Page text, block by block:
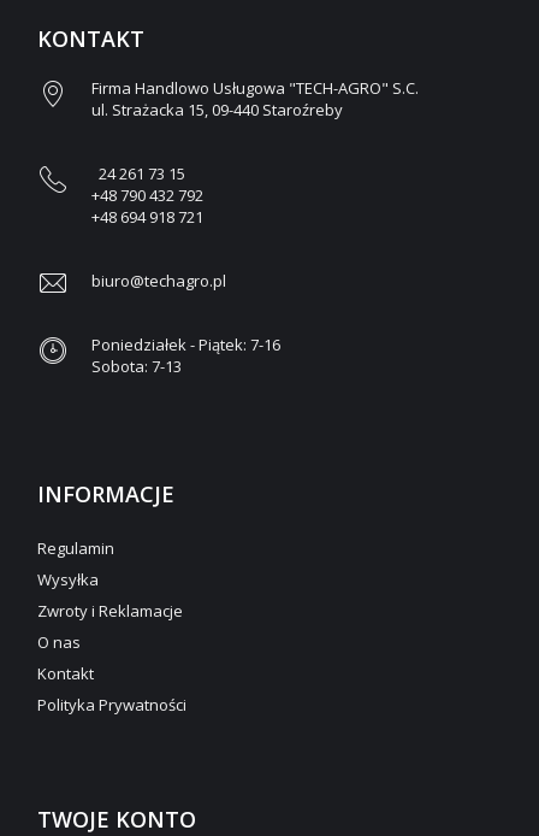
KONTAKT
Firma Handlowo Usługowa "TECH-AGRO" S.C.
ul. Strażacka 15, 09-440 Staroźreby
24 261 73 15
+48 790 432 792
+48 694 918 721
biuro@techagro.pl
Poniedziałek - Piątek: 7-16
Sobota: 7-13
INFORMACJE
Regulamin
Wysyłka
Zwroty i Reklamacje
O nas
Kontakt
Polityka Prywatności
TWOJE KONTO